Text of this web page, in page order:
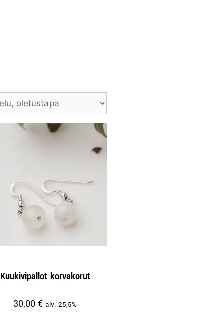
Kuukivipallot korvakorut
30,00€ alv. 25,5%